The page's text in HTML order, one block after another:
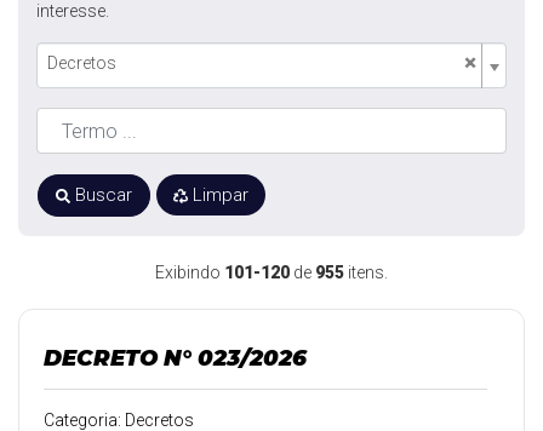
Exibindo 101-120 de 955 itens.
DECRETO N° 023/2026
Categoria: Decretos
interesse.
×
Decretos
Buscar Limpar